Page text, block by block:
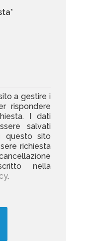
a gestire i
rispondere
I dati
salvati
questo sito
richiesta
nella
.